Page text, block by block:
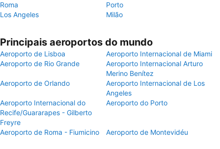
Roma
Porto
Los Angeles
Milão
Principais aeroportos do mundo
Aeroporto de Lisboa
Aeroporto Internacional de Miami
Aeroporto de Rio Grande
Aeroporto Internacional Arturo
Merino Benítez
Aeroporto de Orlando
Aeroporto Internacional de Los
Angeles
Aeroporto Internacional do
Recife/Guararapes - Gilberto
Freyre
Aeroporto do Porto
Aeroporto de Roma - Fiumicino Aeroporto de Montevidéu